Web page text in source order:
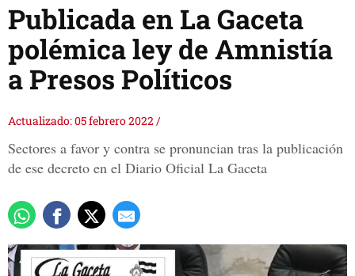
Publicada en La Gaceta
polémica ley de Amnistía
a Presos Políticos
Actualizado: 05 febrero 2022/
Sectores a favor y contra se pronuncian tras la publicación
de ese decreto en el Diario Oficial La Gaceta